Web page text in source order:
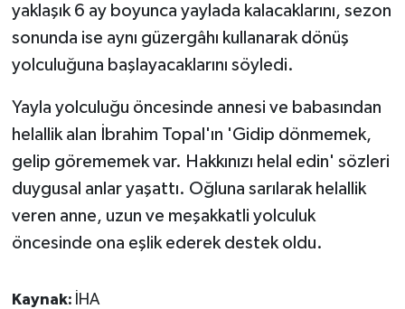
yaklaşık 6 ay boyunca yaylada kalacaklarını, sezon
sonunda ise aynı güzergâhı kullanarak dönüş
yolculuğuna başlayacaklarını söyledi.
Yayla yolculuğu öncesinde annesi ve babasından
helallik alan İbrahim Topal'ın 'Gidip dönmemek,
gelip görememek var. Hakkınızı helal edin' sözleri
duygusal anlar yaşattı. Oğluna sarılarak helallik
veren anne, uzun ve meşakkatli yolculuk
öncesinde ona eşlik ederek destek oldu.
Kaynak: İHA
YEREL
Yerel Haberler